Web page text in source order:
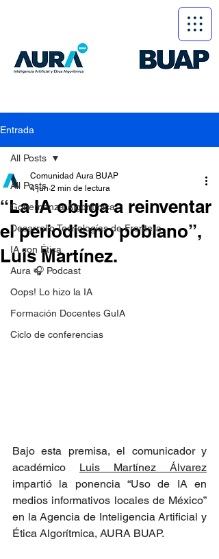
Entrada
All Posts
Gobernanza Algorítmica
Desarrollo Tecnologías de Frontera
IA con Ética
Aura 🎧 Podcast
Oops! Lo hizo la IA
Formación Docentes GuIA
Ciclo de conferencias
All Posts
“La IA obliga a reinventar
el periodismo poblano”,
Luis Martínez.
Comunidad Aura BUAP
4 jun 2 min de lectura
Bajo esta premisa, el comunicador y
académico Luis Martínez Álvarez
impartió la ponencia “Uso de IA en
medios informativos locales de México”
en la Agencia de Inteligencia Artificial y
Ética Algorítmica, AURA BUAP.